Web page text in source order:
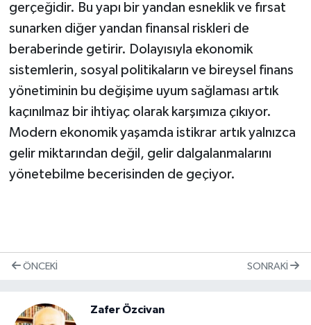
gerçeğidir. Bu yapı bir yandan esneklik ve fırsat
sunarken diğer yandan finansal riskleri de
beraberinde getirir. Dolayısıyla ekonomik
sistemlerin, sosyal politikaların ve bireysel finans
yönetiminin bu değişime uyum sağlaması artık
kaçınılmaz bir ihtiyaç olarak karşımıza çıkıyor.
Modern ekonomik yaşamda istikrar artık yalnızca
gelir miktarından değil, gelir dalgalanmalarını
yönetebilme becerisinden de geçiyor.
ÖNCEKI SONRAKI
Zafer Özcivan